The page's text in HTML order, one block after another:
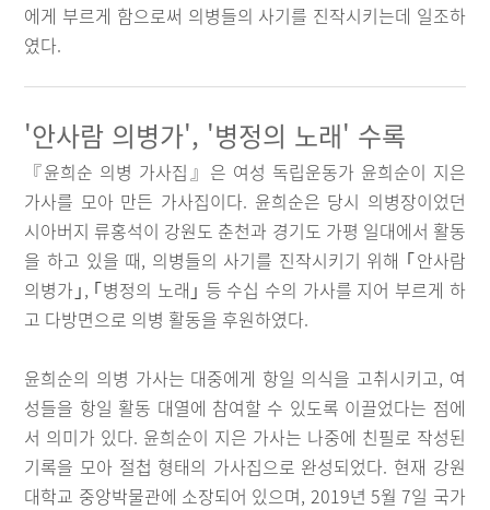
에게 부르게 함으로써 의병들의 사기를 진작시키는데 일조하
였다.
'안사람 의병가', '병정의 노래' 수록
『윤희순 의병 가사집』은 여성 독립운동가 윤희순이 지은
가사를 모아 만든 가사집이다. 윤희순은 당시 의병장이었던
시아버지 류홍석이 강원도 춘천과 경기도 가평 일대에서 활동
을 하고 있을 때, 의병들의 사기를 진작시키기 위해 ｢안사람
의병가｣, ｢병정의 노래｣ 등 수십 수의 가사를 지어 부르게 하
고 다방면으로 의병 활동을 후원하였다.
윤희순의 의병 가사는 대중에게 항일 의식을 고취시키고, 여
성들을 항일 활동 대열에 참여할 수 있도록 이끌었다는 점에
서 의미가 있다. 윤희순이 지은 가사는 나중에 친필로 작성된
기록을 모아 절첩 형태의 가사집으로 완성되었다. 현재 강원
대학교 중앙박물관에 소장되어 있으며, 2019년 5월 7일 국가